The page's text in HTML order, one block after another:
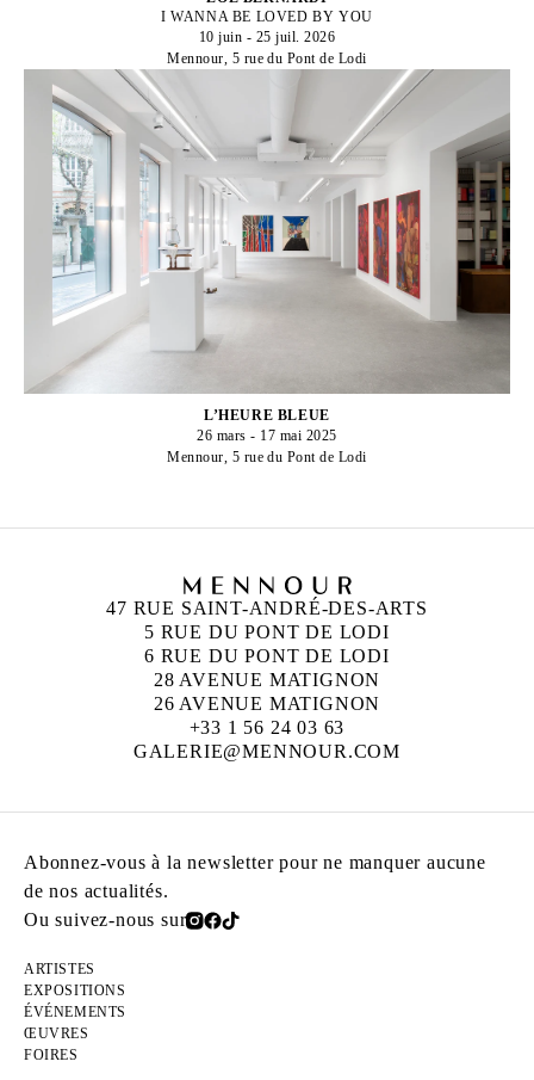
I WANNA BE LOVED BY YOU
10 juin - 25 juil. 2026
Mennour, 5 rue du Pont de Lodi
L’HEURE BLEUE
26 mars - 17 mai 2025
Mennour, 5 rue du Pont de Lodi
47 RUE SAINT-ANDRÉ-DES-ARTS
5 RUE DU PONT DE LODI
6 RUE DU PONT DE LODI
28 AVENUE MATIGNON
26 AVENUE MATIGNON
+33 1 56 24 03 63
GALERIE@MENNOUR.COM
Abonnez-vous à la newsletter pour ne manquer aucune
de nos actualités.
Ou suivez-nous sur
ARTISTES
EXPOSITIONS
ÉVÉNEMENTS
ŒUVRES
FOIRES